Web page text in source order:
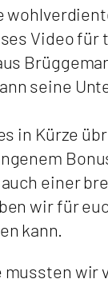
Video
seine
in Kürze
auch einer
wir für
kann.
mussten